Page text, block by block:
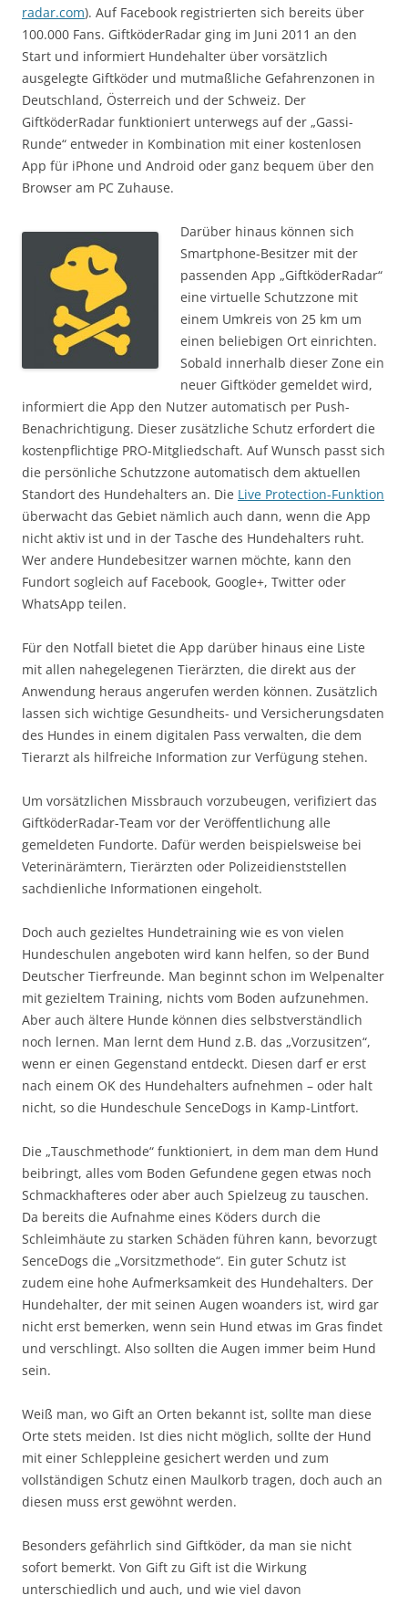
radar.com). Auf Facebook registrierten sich bereits über
100.000 Fans. GiftköderRadar ging im Juni 2011 an den
Start und informiert Hundehalter über vorsätzlich
ausgelegte Giftköder und mutmaßliche Gefahrenzonen in
Deutschland, Österreich und der Schweiz. Der
GiftköderRadar funktioniert unterwegs auf der „Gassi-
Runde“ entweder in Kombination mit einer kostenlosen
App für iPhone und Android oder ganz bequem über den
Browser am PC Zuhause.
Darüber hinaus können sich
Smartphone-Besitzer mit der
passenden App „GiftköderRadar“
eine virtuelle Schutzzone mit
einem Umkreis von 25 km um
einen beliebigen Ort einrichten.
Sobald innerhalb dieser Zone ein
neuer Giftköder gemeldet wird,
informiert die App den Nutzer automatisch per Push-
Benachrichtigung. Dieser zusätzliche Schutz erfordert die
kostenpflichtige PRO-Mitgliedschaft. Auf Wunsch passt sich
die persönliche Schutzzone automatisch dem aktuellen
Standort des Hundehalters an. Die Live Protection-Funktion
überwacht das Gebiet nämlich auch dann, wenn die App
nicht aktiv ist und in der Tasche des Hundehalters ruht.
Wer andere Hundebesitzer warnen möchte, kann den
Fundort sogleich auf Facebook, Google+, Twitter oder
WhatsApp teilen.
Für den Notfall bietet die App darüber hinaus eine Liste
mit allen nahegelegenen Tierärzten, die direkt aus der
Anwendung heraus angerufen werden können. Zusätzlich
lassen sich wichtige Gesundheits- und Versicherungsdaten
des Hundes in einem digitalen Pass verwalten, die dem
Tierarzt als hilfreiche Information zur Verfügung stehen.
Um vorsätzlichen Missbrauch vorzubeugen, verifiziert das
GiftköderRadar-Team vor der Veröffentlichung alle
gemeldeten Fundorte. Dafür werden beispielsweise bei
Veterinärämtern, Tierärzten oder Polizeidienststellen
sachdienliche Informationen eingeholt.
Doch auch gezieltes Hundetraining wie es von vielen
Hundeschulen angeboten wird kann helfen, so der Bund
Deutscher Tierfreunde. Man beginnt schon im Welpenalter
mit gezieltem Training, nichts vom Boden aufzunehmen.
Aber auch ältere Hunde können dies selbstverständlich
noch lernen. Man lernt dem Hund z.B. das „Vorzusitzen“,
wenn er einen Gegenstand entdeckt. Diesen darf er erst
nach einem OK des Hundehalters aufnehmen – oder halt
nicht, so die Hundeschule SenceDogs in Kamp-Lintfort.
Die „Tauschmethode“ funktioniert, in dem man dem Hund
beibringt, alles vom Boden Gefundene gegen etwas noch
Schmackhafteres oder aber auch Spielzeug zu tauschen.
Da bereits die Aufnahme eines Köders durch die
Schleimhäute zu starken Schäden führen kann, bevorzugt
SenceDogs die „Vorsitzmethode“. Ein guter Schutz ist
zudem eine hohe Aufmerksamkeit des Hundehalters. Der
Hundehalter, der mit seinen Augen woanders ist, wird gar
nicht erst bemerken, wenn sein Hund etwas im Gras findet
und verschlingt. Also sollten die Augen immer beim Hund
sein.
Weiß man, wo Gift an Orten bekannt ist, sollte man diese
Orte stets meiden. Ist dies nicht möglich, sollte der Hund
mit einer Schleppleine gesichert werden und zum
vollständigen Schutz einen Maulkorb tragen, doch auch an
diesen muss erst gewöhnt werden.
Besonders gefährlich sind Giftköder, da man sie nicht
sofort bemerkt. Von Gift zu Gift ist die Wirkung
unterschiedlich und auch, und wie viel davon